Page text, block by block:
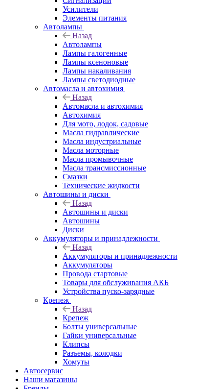
Усилители
Элементы питания
Автолампы
Назад
Автолампы
Лампы галогенные
Лампы ксеноновые
Лампы накаливания
Лампы светодиодные
Автомасла и автохимия
Назад
Автомасла и автохимия
Автохимия
Для мото, лодок, садовые
Масла гидравлические
Масла индустриальные
Масла моторные
Масла промывочные
Масла трансмиссионные
Смазки
Технические жидкости
Автошины и диски
Назад
Автошины и диски
Автошины
Диски
Аккумуляторы и принадлежности
Назад
Аккумуляторы и принадлежности
Аккумуляторы
Провода стартовые
Товары для обслуживания АКБ
Устройства пуско-зарядные
Крепеж
Назад
Крепеж
Болты универсальные
Гайки универсальные
Клипсы
Разъемы, колодки
Хомуты
Автосервис
Наши магазины